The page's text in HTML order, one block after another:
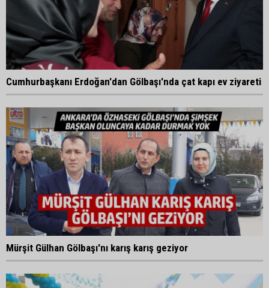
Cumhurbaşkanı Erdoğan'dan Gölbaşı'nda çat kapı ev ziyareti
Mürşit Gülhan Gölbaşı'nı karış karış geziyor